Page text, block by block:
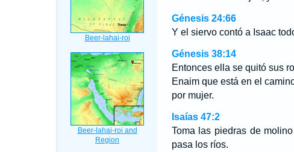
Génesis 24:66
Y el siervo contó a Isaac
Génesis 38:14
Entonces ella se quitó sus
Enaim que está en el
por mujer.
Isaías 47:2
Toma las piedras de
pasa los ríos.